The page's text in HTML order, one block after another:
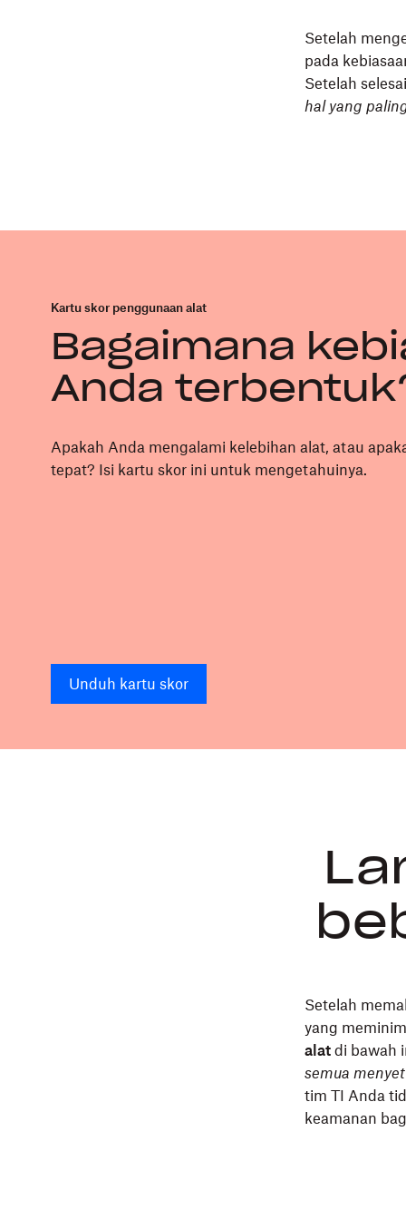
Setelah
pada
Setelah
hal yang
Kartu skor penggunaan alat
Bagaimana
Anda
Apakah Anda mengalami kelebihan alat, atau
tepat? Isi kartu skor ini untuk mengetahuinya.
Unduh kartu skor
Setelah
yang
alat di bawah
semua
tim TI Anda
keamanan